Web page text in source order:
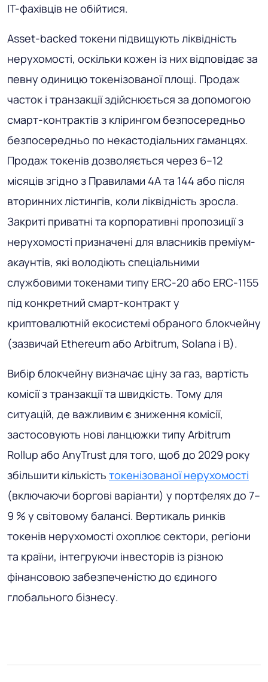
IT-фахівців не обійтися.
Asset-backed токени підвищують ліквідність
нерухомості, оскільки кожен із них відповідає за
певну одиницю токенізованої площі. Продаж
часток і транзакції здійснюється за допомогою
смарт-контрактів з клірингом безпосередньо
безпосередньо по некастодіальних гаманцях.
Продаж токенів дозволяється через 6–12
місяців згідно з Правилами 4А та 144 або після
вторинних лістингів, коли ліквідність зросла.
Закриті приватні та корпоративні пропозиції з
нерухомості призначені для власників преміум-
акаунтів, які володіють спеціальними
службовими токенами типу ERC-20 або ERC-1155
під конкретний смарт-контракт у
криптовалютній екосистемі обраного блокчейну
(зазвичай Ethereum або Arbitrum, Solana і B).
Вибір блокчейну визначає ціну за газ, вартість
комісії з транзакції та швидкість. Тому для
ситуацій, де важливим є зниження комісії,
застосовують нові ланцюжки типу Arbitrum
Rollup або AnyTrust для того, щоб до 2029 року
збільшити кількість токенізованої нерухомості
(включаючи боргові варіанти) у портфелях до 7–
9 % у світовому балансі. Вертикаль ринків
токенів нерухомості охоплює сектори, регіони
та країни, інтегруючи інвесторів із різною
фінансовою забезпеченістю до єдиного
глобального бізнесу.